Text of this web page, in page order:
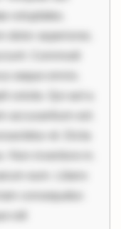
voluptates.
dolor asperiores.
Commodi
eaque omnis.
soluta. Qui aut a.
accusantium est.
et. Dicta
Non inventore in.
eum. Libero
consequatur.
odi